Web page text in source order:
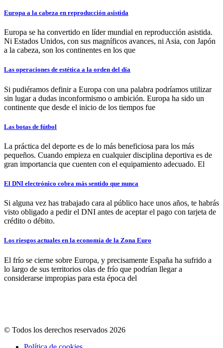
Europa a la cabeza en reproducción asistida
Europa se ha convertido en líder mundial en reproducción asistida.
Ni Estados Unidos, con sus magníficos avances, ni Asia, con Japón
a la cabeza, son los continentes en los que
Las operaciones de estética a la orden del día
Si pudiéramos definir a Europa con una palabra podríamos utilizar
sin lugar a dudas inconformismo o ambición. Europa ha sido un
continente que desde el inicio de los tiempos fue
Las botas de fútbol
La práctica del deporte es de lo más beneficiosa para los más
pequeños. Cuando empieza en cualquier disciplina deportiva es de
gran importancia que cuenten con el equipamiento adecuado. El
El DNI electrónico cobra más sentido que nunca
Si alguna vez has trabajado cara al público hace unos años, te habrás
visto obligado a pedir el DNI antes de aceptar el pago con tarjeta de
crédito o débito.
Los riesgos actuales en la economía de la Zona Euro
El frío se cierne sobre Europa, y precisamente España ha sufrido a
lo largo de sus territorios olas de frío que podrían llegar a
considerarse impropias para esta época del
© Todos los derechos reservados 2026